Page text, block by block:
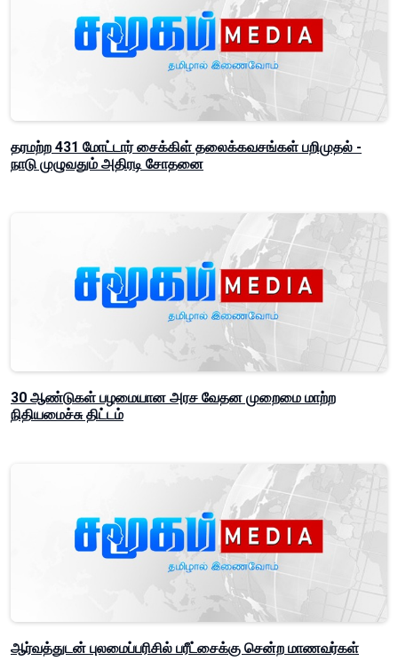
தரமற்ற 431 மோட்டார் சைக்கிள் தலைக்கவசங்கள் பறிமுதல் -
நாடு முழுவதும் அதிரடி சோதனை
30 ஆண்டுகள் பழமையான அரச வேதன முறைமை மாற்ற
நிதியமைச்சு திட்டம்
ஆர்வத்துடன் புலமைப்பரிசில் பரீட்சைக்கு சென்ற மாணவர்கள்